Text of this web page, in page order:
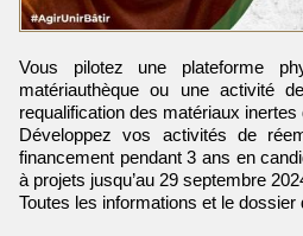
Vous pilotez une plateforme physique de réemploi, une
matériauthèque ou une activité
requalification des matériaux inertes
Développez vos activités de
financement pendant 3 ans en
à projets jusqu’au 29 septembre
Toutes les informations et le dossier